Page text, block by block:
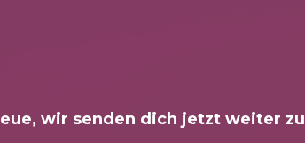
wir senden dich jetzt weiter zu